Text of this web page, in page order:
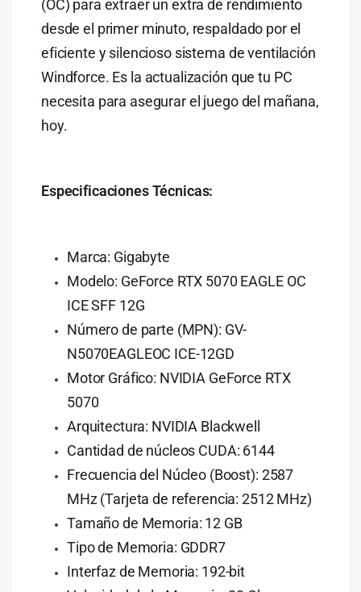
(OC) para extraer un extra de rendimiento
desde el primer minuto, respaldado por el
eficiente y silencioso sistema de ventilación
Windforce. Es la actualización que tu PC
necesita para asegurar el juego del mañana,
hoy.
Especificaciones Técnicas:
Marca: Gigabyte
Modelo: GeForce RTX 5070 EAGLE OC
ICE SFF 12G
Número de parte (MPN): GV-
N5070EAGLEOC ICE-12GD
Motor Gráfico: NVIDIA GeForce RTX
5070
Arquitectura: NVIDIA Blackwell
Cantidad de núcleos CUDA: 6144
Frecuencia del Núcleo (Boost): 2587
MHz (Tarjeta de referencia: 2512 MHz)
Tamaño de Memoria: 12 GB
Tipo de Memoria: GDDR7
Interfaz de Memoria: 192-bit